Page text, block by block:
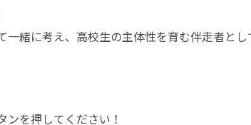
緒に考え、高校生の主体性を育む伴走者と
を押してください！